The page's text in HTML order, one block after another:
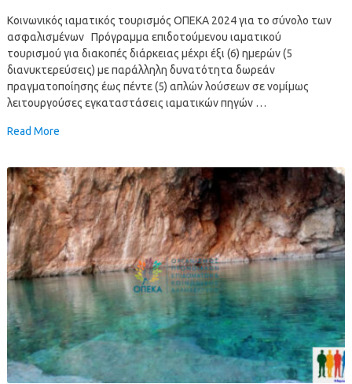
Κοινωνικός ιαματικός τουρισμός ΟΠΕΚΑ 2024 για το σύνολο των
ασφαλισμένων Πρόγραμμα επιδοτούμενου ιαματικού
τουρισμού για διακοπές διάρκειας μέχρι έξι (6) ημερών (5
διανυκτερεύσεις) με παράλληλη δυνατότητα δωρεάν
πραγματοποίησης έως πέντε (5) απλών λούσεων σε νομίμως
λειτουργούσες εγκαταστάσεις ιαματικών πηγών …
Read More